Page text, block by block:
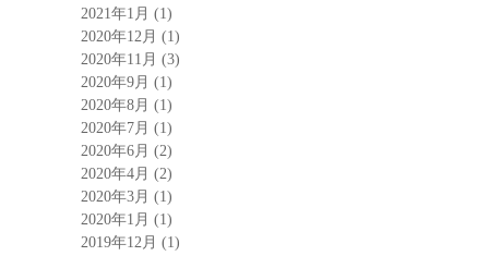
2021年1月 (1)
2020年12月 (1)
2020年11月 (3)
2020年9月 (1)
2020年8月 (1)
2020年7月 (1)
2020年6月 (2)
2020年4月 (2)
2020年3月 (1)
2020年1月 (1)
2019年12月 (1)